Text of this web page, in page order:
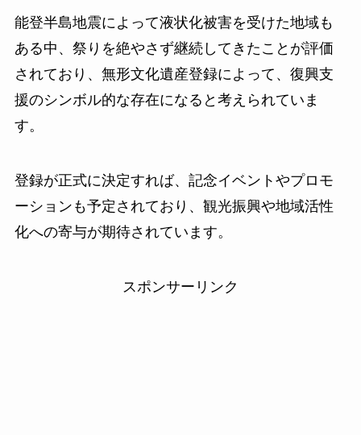
能登半島地震によって液状化被害を受けた地域も
ある中、祭りを絶やさず継続してきたことが評価
されており、無形文化遺産登録によって、復興支
援のシンボル的な存在になると考えられていま
す。
登録が正式に決定すれば、記念イベントやプロモ
ーションも予定されており、観光振興や地域活性
化への寄与が期待されています。
スポンサーリンク